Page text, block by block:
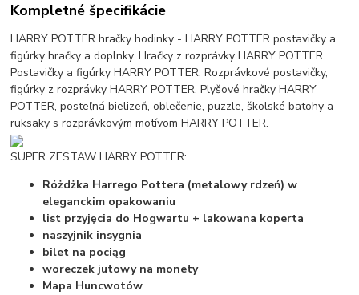
Kompletné špecifikácie
HARRY POTTER hračky hodinky - HARRY POTTER postavičky a
figúrky hračky a doplnky. Hračky z rozprávky HARRY POTTER.
Postavičky a figúrky HARRY POTTER. Rozprávkové postavičky,
figúrky z rozprávky HARRY POTTER. Plyšové hračky HARRY
POTTER, posteľná bielizeň, oblečenie, puzzle, školské batohy a
ruksaky s rozprávkovým motívom HARRY POTTER.
SUPER ZESTAW HARRY POTTER:
Różdżka Harrego Pottera (metalowy rdzeń) w
eleganckim opakowaniu
list przyjęcia do Hogwartu + lakowana koperta
naszyjnik insygnia
bilet na pociąg
woreczek jutowy na monety
Mapa Huncwotów